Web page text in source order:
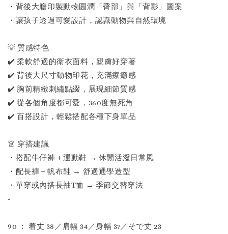
・背後大膽印製動物圓潤「臀部」與「背影」圖案
・讓孩子透過可愛設計，認識動物與自然環境
💡 質感特色
✔️ 柔軟舒適的衛衣面料，親膚好穿著
✔️ 背後大尺寸動物印花，充滿療癒感
✔️ 胸前精緻刺繡點綴，展現細節質感
✔️ 從各個角度都可愛，360度無死角
✔️ 百搭設計，輕鬆搭配各種下身單品
👗 穿搭建議
・搭配牛仔褲＋運動鞋 → 休閒活潑日常風
・配長褲＋帆布鞋 → 舒適通學造型
・單穿或內搭長袖T恤 → 季節交替穿法
-
90 ： 着丈 38／肩幅 34／身幅 37／そで丈 23